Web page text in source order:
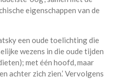
eigenschappen van de
een oude toelichting die
wezens in die oude tijden
met één hoofd, maar
achter zich zien.’ Vervolgens